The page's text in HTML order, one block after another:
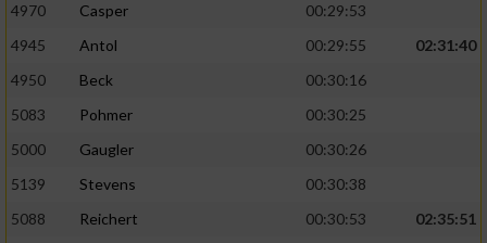
4970
Casper
00:29:53
4945
Antol 00:29:55
02:31:40
4950
Beck
00:30:16
5083
Pohmer
00:30:25
5000
Gaugler
00:30:26
5139
Stevens
00:30:38
5088
Reichert 00:30:53
02:35:51